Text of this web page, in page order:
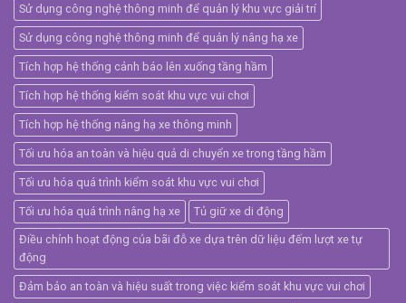
Sử dụng công nghệ thông minh để quản lý khu vực giải trí
Sử dụng công nghệ thông minh để quản lý nâng hạ xe
Tích hợp hệ thống cảnh báo lên xuống tầng hầm
Tích hợp hệ thống kiểm soát khu vực vui chơi
Tích hợp hệ thống nâng hạ xe thông minh
Tối ưu hóa an toàn và hiệu quả di chuyển xe trong tầng hầm
Tối ưu hóa quá trình kiểm soát khu vực vui chơi
Tối ưu hóa quá trình nâng hạ xe Tủ giữ xe di động
Điều chỉnh hoạt động của bãi đỗ xe dựa trên dữ liệu đếm lượt xe tự
động
Đảm bảo an toàn và hiệu suất trong việc kiểm soát khu vực vui chơi